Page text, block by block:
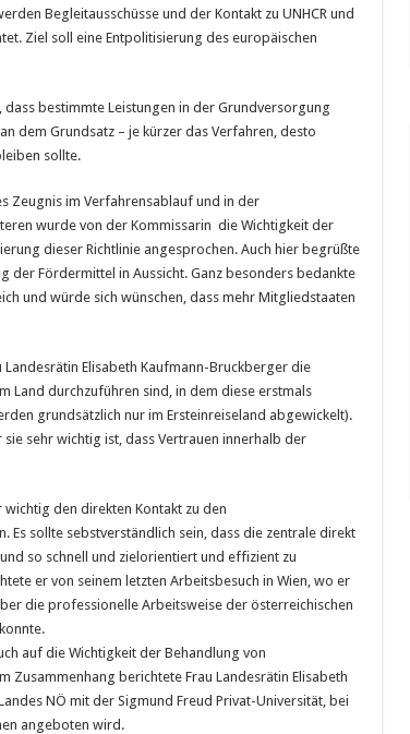
Begleitausschüsse und der Kontakt zu UNHCR und
Ziel soll eine Entpolitisierung des europäischen
bestimmte Leistungen in der Grundversorgung
dem Grundsatz – je kürzer das Verfahren, desto
sollte.
Zeugnis im Verfahrensablauf und in der
wurde von der Kommissarin die Wichtigkeit der
dieser Richtlinie angesprochen. Auch hier begrüßte
der Fördermittel in Aussicht. Ganz besonders bedankte
und würde sich wünschen, dass mehr Mitgliedstaaten
Elisabeth Kaufmann-Bruckberger die
Land durchzuführen sind, in dem diese erstmals
grundsätzlich nur im Ersteinreiseland abgewickelt).
sehr wichtig ist, dass Vertrauen innerhalb der
wichtig den direkten Kontakt zu den
sollte sebstverständlich sein, dass die zentrale direkt
so schnell und zielorientiert und effizient zu
er von seinem letzten Arbeitsbesuch in Wien, wo er
die professionelle Arbeitsweise der österreichischen
auf die Wichtigkeit der Behandlung von
berichtete Frau Landesrätin Elisabeth
NÖ mit der Sigmund Freud Privat-Universität, bei
angeboten wird.